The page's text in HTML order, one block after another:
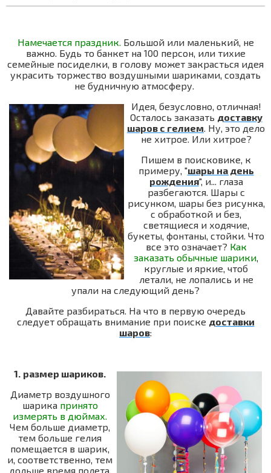
Намечается праздник. Большой или маленький, не
важно. Будь то банкет на 100 персон, или тихие
семейные посиделки, в голову может закрасться идея
украсить торжество воздушными шариками, создать
не будничную атмосферу.
Идея, безусловно, отличная!
Осталось заказать доставку
шаров с гелием . Ну, это дело
не хитрое. Или хитрое?
Пишем в поисковике, к
примеру, "шары на день
рождения", и... глаза
разбегаются. Шары с
рисунком, шары без рисунка,
с обработкой и без,
светящиеся и ходячие,
букеты, фонтаны, стойки. Что
все это означает? Как
заказать обычные шарики
круглые и яркие, чтоб
летали, не лопались и не
упали на следующий день?
Давайте разбираться. На что в первую очередь
следует обращать внимание при поиске доставки
шаров:
1. размер шариков.
Диаметр воздушного
шарика принято
измерять в дюймах.
Чем больше диаметр,
тем больше гелия
помещается в шарик,
и, соответственно, тем
дольше время полета.